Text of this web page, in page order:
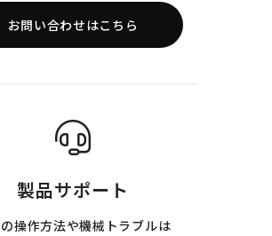
お問い合わせはこちら
製品サポート
操作方法や機械トラブルは